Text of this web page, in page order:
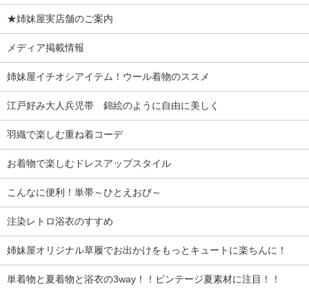
★姉妹屋実店舗のご案内
メディア掲載情報
姉妹屋イチオシアイテム！ウール着物のススメ
江戸好み大人兵児帯 錦絵のように自由に美しく
羽織で楽しむ重ね着コーデ
お着物で楽しむドレスアップスタイル
こんなに便利！単帯～ひとえおび～
注染レトロ浴衣のすすめ
姉妹屋オリジナル草履でお出かけをもっとキュートに楽ちんに！
単着物と夏着物と浴衣の3way！！ビンテージ夏素材に注目！！